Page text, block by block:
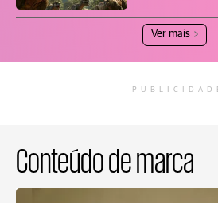
Ver mais
Conteúdo de marca